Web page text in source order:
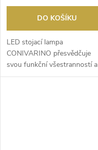
DO KOŠÍKU
LED stojací lampa
CONIVARINO přesvědčuje
svou funkční všestranností a
moderním designem. Hlavní